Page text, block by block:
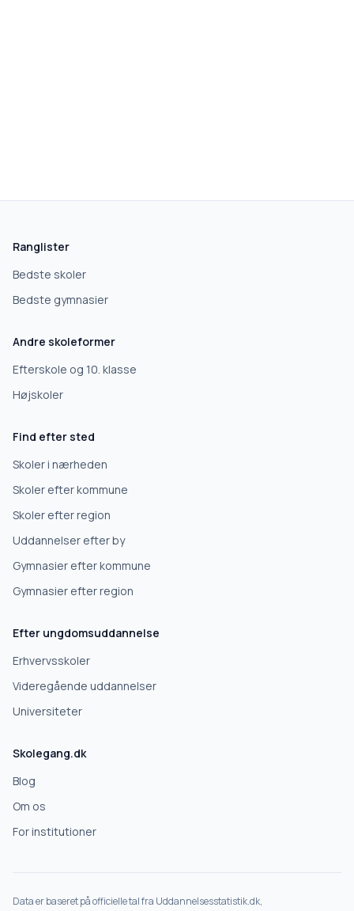
Hvad leder du efter?
Grundskole
10. klasse
Erhvervsuddannelse
Videregående uddannelse
Ranglister
Bedste skoler
Bedste gymnasier
Andre skoleformer
Efterskole og 10. klasse
Højskoler
Find efter sted
Skoler i nærheden
Skoler efter kommune
Skoler efter region
Uddannelser efter by
Gymnasier efter kommune
Gymnasier efter region
Efter ungdomsuddannelse
Erhvervsskoler
Videregående uddannelser
Universiteter
Skolegang.dk
Blog
Om os
For institutioner
Data er baseret på officielle tal fra Uddannelsesstatistik.dk,